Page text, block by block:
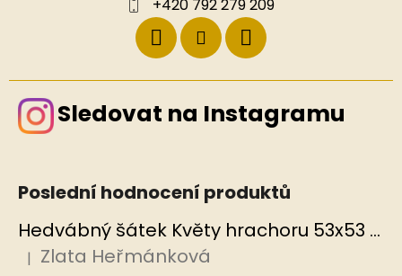
+420 792 279 209
Sledovat na Instagramu
Poslední hodnocení produktů
Hedvábný šátek Květy hrachoru 53x53 cm v dárkovém balení, HEDVÁBNÝ SVĚT
Hodnocení produktu je 5 z 5 hvězdiček.
| Zlata Heřmánková